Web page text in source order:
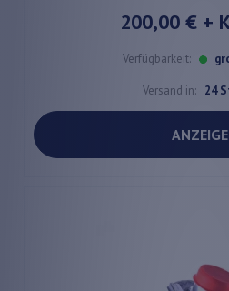
200,00 € +
Verfügbarkeit:
Versand in: 24